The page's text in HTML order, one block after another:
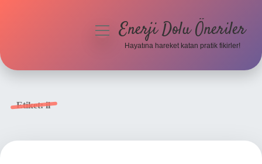
menüyüEnerji Dolu Öneriler
Hayatına hareket katan pratik fikirler!
Etiket:il